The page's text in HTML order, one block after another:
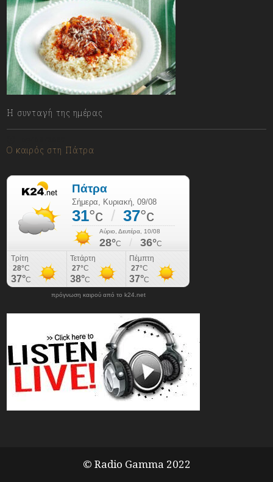
Η συνταγή της ημέρας
Ο καιρός στη Πάτρα
πρόγνωση καιρού από το k24.net
© Radio Gamma 2022